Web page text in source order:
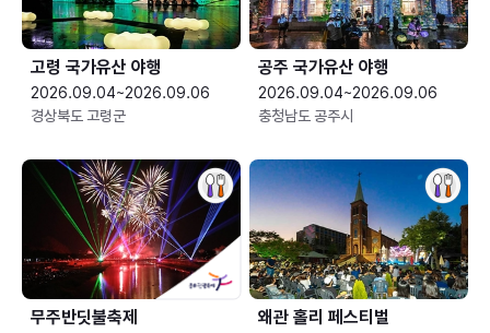
고령 국가유산 야행
2026.09.04~2026.09.06
경상북도 고령군
공주 국가유산 야행
2026.09.04~2026.09.06
충청남도 공주시
무주반딧불축제 왜관 홀리 페스티벌